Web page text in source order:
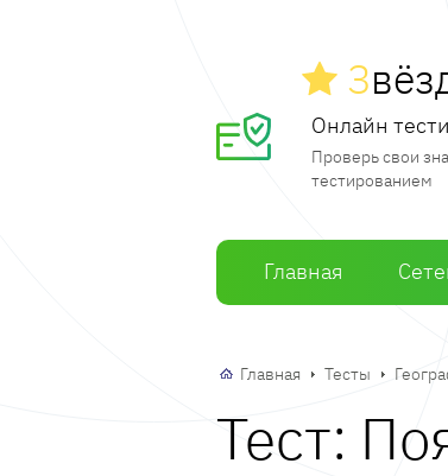
З
Онлайн
Проверь свои
тестированием
Главная
Главная Тесты
Тест: